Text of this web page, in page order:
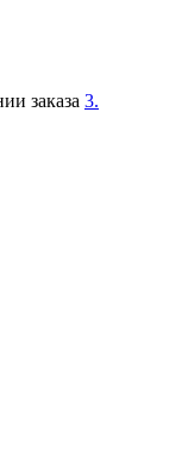
заказа 3.